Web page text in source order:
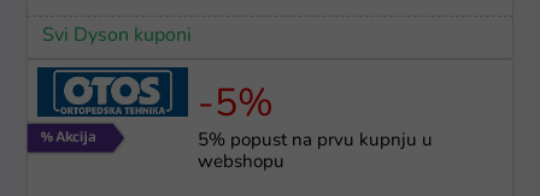
Svi Dyson kuponi
-5%
5% popust na prvu kupnju u
webshopu